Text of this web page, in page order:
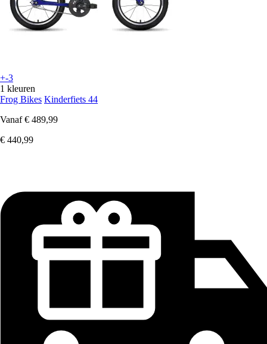
+-3
1 kleuren
Frog Bikes Kinderfiets 44
Vanaf € 489,99
€ 440,99